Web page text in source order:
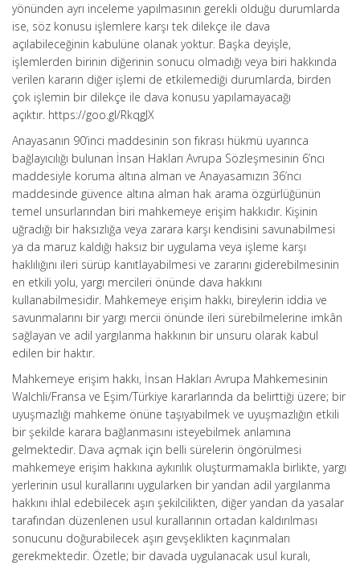
yönünden ayrı inceleme yapılmasının gerekli olduğu durumlarda
ise, söz konusu işlemlere karşı tek dilekçe ile dava
açılabileceğinin kabulüne olanak yoktur. Başka deyişle,
işlemlerden birinin diğerinin sonucu olmadığı veya biri hakkında
verilen kararın diğer işlemi de etkilemediği durumlarda, birden
çok işlemin bir dilekçe ile dava konusu yapılamayacağı
açıktır. https://goo.gl/RkqgJX
Anayasanın 90’inci maddesinin son fıkrası hükmü uyarınca
bağlayıcılığı bulunan İnsan Hakları Avrupa Sözleşmesinin 6’ncı
maddesiyle koruma altına alman ve Anayasamızın 36’ncı
maddesinde güvence altına alman hak arama özgürlüğünün
temel unsurlarından biri mahkemeye erişim hakkıdır. Kişinin
uğradığı bir haksızlığa veya zarara karşı kendisini savunabilmesi
ya da maruz kaldığı haksız bir uygulama veya işleme karşı
haklılığını ileri sürüp kanıtlayabilmesi ve zararını giderebilmesinin
en etkili yolu, yargı mercileri önünde dava hakkını
kullanabilmesidir. Mahkemeye erişim hakkı, bireylerin iddia ve
savunmalarını bir yargı mercii önünde ileri sürebilmelerine imkân
sağlayan ve adil yargılanma hakkının bir unsuru olarak kabul
edilen bir haktır.
Mahkemeye erişim hakkı, İnsan Hakları Avrupa Mahkemesinin
Walchli/Fransa ve Eşim/Türkiye kararlarında da belirttiği üzere; bir
uyuşmazlığı mahkeme önüne taşıyabilmek ve uyuşmazlığın etkili
bir şekilde karara bağlanmasını isteyebilmek anlamına
gelmektedir. Dava açmak için belli sürelerin öngörülmesi
mahkemeye erişim hakkına aykırılık oluşturmamakla birlikte, yargı
yerlerinin usul kurallarını uygularken bir yandan adil yargılanma
hakkını ihlal edebilecek aşırı şekilcilikten, diğer yandan da yasalar
tarafından düzenlenen usul kurallarının ortadan kaldırılması
sonucunu doğurabilecek aşırı gevşeklikten kaçınmaları
gerekmektedir. Özetle; bir davada uygulanacak usul kuralı,